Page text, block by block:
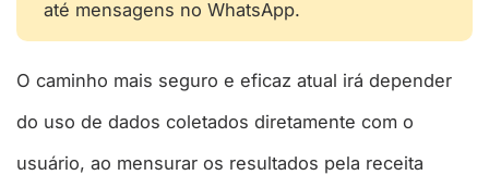
até mensagens no WhatsApp.
O caminho mais seguro e eficaz atual irá depender
do uso de dados coletados diretamente com o
usuário, ao mensurar os resultados pela receita